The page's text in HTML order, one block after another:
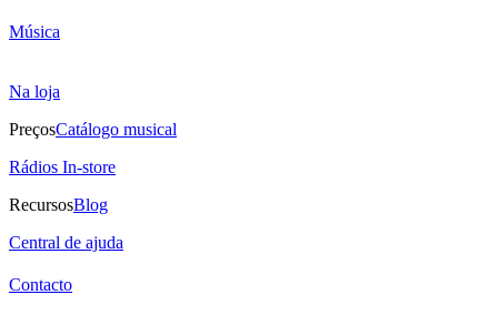
Música
Na loja
PreçosCatálogo musical
Rádios In-store
RecursosBlog
Central de ajuda
Contacto